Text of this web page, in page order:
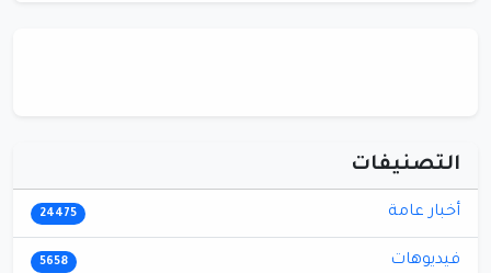
التصنيفات
أخبار عامة 24475
فيديوهات 5658